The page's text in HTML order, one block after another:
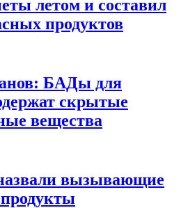
летом и составил
продуктов
БАДы для
скрытые
вещества
вызывающие